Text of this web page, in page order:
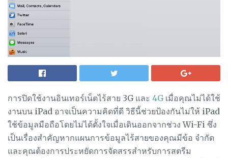
การปิดใช้งานอินเทอร์เน็ตไร้สาย 3G และ 4G เมื่อคุณไม่ได้ใช้
งานบน iPad อาจเป็นความคิดที่ดี วิธีนี้ช่วยป้องกันไม่ให้ iPad
ใช้ข้อมูลมือถือโดยไม่ได้ตั้งใจเมื่อเดินออกจากช่วง Wi-Fi ซึ่ง
เป็นเรื่องสำคัญหากแผนการข้อมูลไร้สายของคุณมีข้อ จำกัด
และคุณต้องการประหยัดการจัดสรรสำหรับการสตรีม